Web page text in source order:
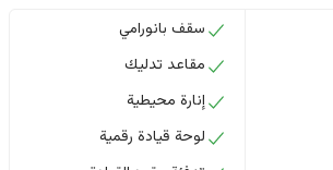
سقف بانورامي
مقاعد تدليك
إنارة محيطية
لوحة قيادة رقمية